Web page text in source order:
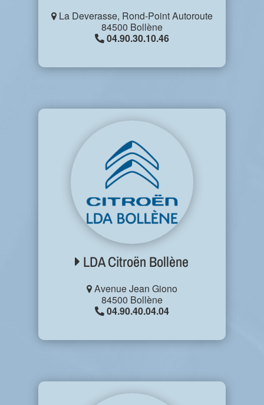
La Deverasse, Rond-Point Autoroute
84500 Bollène
04.90.30.10.46
LDA Citroën Bollène
Avenue Jean Giono
84500 Bollène
04.90.40.04.04